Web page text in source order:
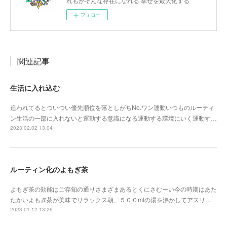
フォロー
関連記事
生活に入れ込む
追われてるとついつい優先順位を落としがちNo.ワン運動いつものルーティ
ン生活の一部に入れないと運動する意識になる運動する環境にいく運動す…
2023.02.02 13:04
ルーティン化のよもぎ茶
よもぎ茶の効能はご存知の通りさまざまあるとくにさむーい今の時期はあた
たかいよもぎ茶が美味でリラックス朝、５００mlの湯を沸かしてアスリ…
2023.01.12 13:26